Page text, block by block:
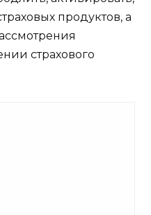
продуктов, а
страхового